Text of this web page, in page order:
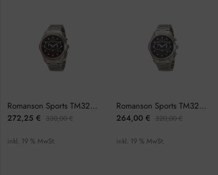
Romanson Sports TM3207HM1JAB6R Herrenuhr Chronograph
272,25 € 330,00€
inkl. 19 % MwSt.
Romanson Sports TM3207HM1WAA2W Herrenuhr Chronograph
264,00 € 320,00€
inkl. 19 % MwSt.